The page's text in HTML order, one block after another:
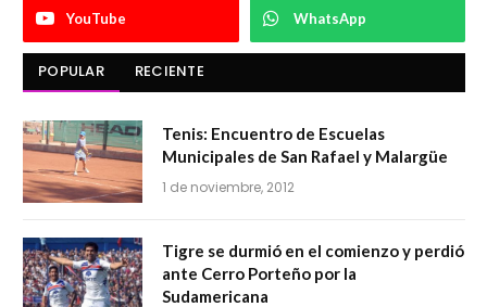
YouTube WhatsApp
POPULAR RECIENTE
Tenis: Encuentro de Escuelas
Municipales de San Rafael y Malargüe
1 de noviembre, 2012
Tigre se durmió en el comienzo y perdió
ante Cerro Porteño por la
Sudamericana